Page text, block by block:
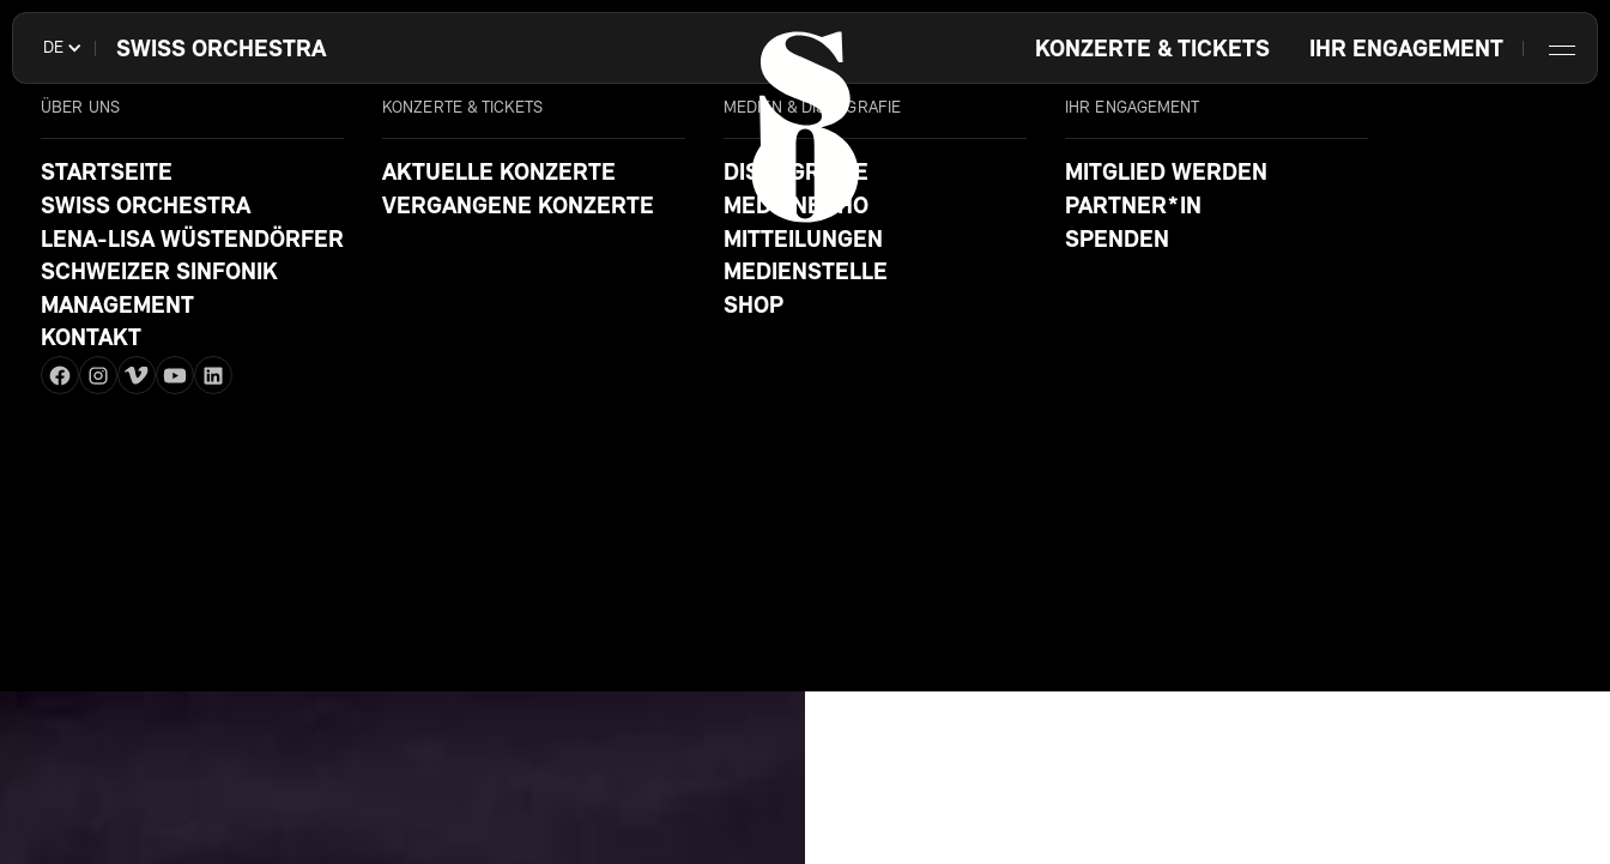
DE SWISS ORCHESTRA KONZERTE & TICKETS IHR ENGAGEMENT
ÜBER UNS
STARTSEITE
SWISS ORCHESTRA
LENA-LISA WÜSTENDÖRFER
SCHWEIZER SINFONIK
MANAGEMENT
KONTAKT
KONZERTE & TICKETS
AKTUELLE KONZERTE
VERGANGENE KONZERTE
MEDIEN & DISKOGRAFIE
DISKOGRAFIE
MEDIENECHO
MITTEILUNGEN
MEDIENSTELLE
SHOP
IHR ENGAGEMENT
MITGLIED WERDEN
PARTNER*IN
SPENDEN